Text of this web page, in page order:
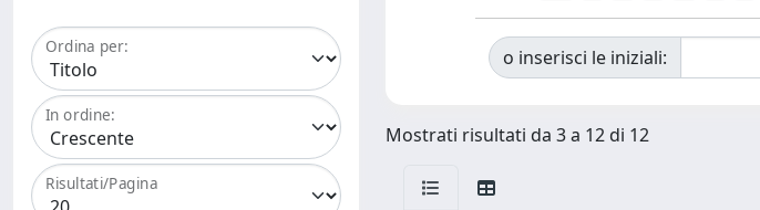
Ordina per:
In ordine:
Risultati/Pagina
o inserisci le iniziali:
Mostrati risultati da 3 a 12 di 12